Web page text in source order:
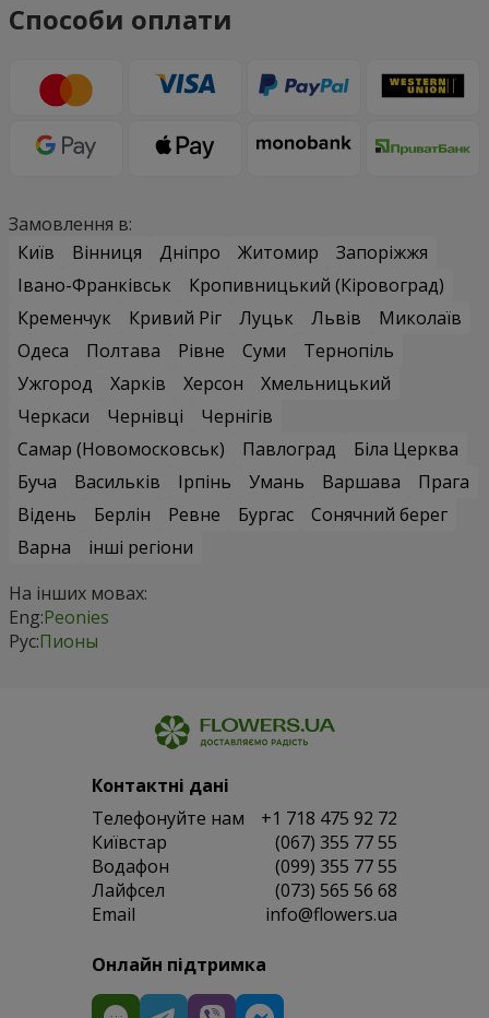
Способи оплати
Замовлення в:
Київ
Вінниця Дніпро Житомир
Запоріжжя
Івано-Франківськ
Кропивницький (Кіровоград)
Кременчук
Кривий Ріг Луцьк Львів
Миколаїв
Одеса
Полтава Рівне Суми
Тернопіль
Ужгород
Харків Херсон
Хмельницький
Черкаси
Чернівці
Чернігів
Самар (Новомосковськ)
Павлоград
Біла Церква
Буча
Васильків Ірпінь Умань Варшава
Прага
Відень
Берлін Ревне Бургас
Сонячний берег
Варна
інші регіони
На інших мовах:
Eng:Peonies
Рус:Пионы
Контактні дані
Телефонуйте нам
+1 718 475 92 72
Київстар
(067) 355 77 55
Водафон
(099) 355 77 55
Лайфсел
(073) 565 56 68
Email
info@flowers.ua
Онлайн підтримка